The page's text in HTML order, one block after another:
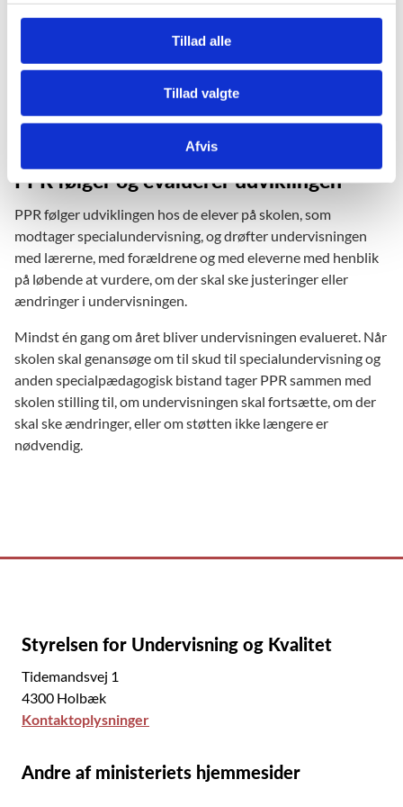
Tillad alle
Tillad valgte
Afvis
forælder mener, at barnets behov for støtte ikke bliver mødt.
specialundervisning hos PPR den kommune, skolen ligger i.
Det gælder også for børn, der bor i en anden kommune, end
den skolen ligger i.
PPR følger og evaluerer udviklingen
PPR følger udviklingen hos de elever på skolen, som
modtager specialundervisning, og drøfter undervisningen
med lærerne, med forældrene og med eleverne med henblik
på løbende at vurdere, om der skal ske justeringer eller
ændringer i undervisningen.
Mindst én gang om året bliver undervisningen evalueret. Når
skolen skal genansøge om til skud til specialundervisning og
anden specialpædagogisk bistand tager PPR sammen med
skolen stilling til, om undervisningen skal fortsætte, om der
skal ske ændringer, eller om støtten ikke længere er
nødvendig.
Styrelsen for Undervisning og Kvalitet
Tidemandsvej 1
4300 Holbæk
Kontaktoplysninger
Andre af ministeriets hjemmesider